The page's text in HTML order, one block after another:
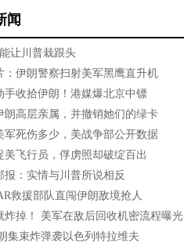
闻
让川普栽跟头
：伊朗警察扫射美军黑鹰直升机
手收拾伊朗！港媒爆北京中镖
朗高层亲属，并撤销她们的绿卡
军死伤多少，美战争部公开数据
美飞行员，俘虏照却破绽百出
报：实情与川普所说相反
救援部队直闯伊朗敌境抢人
炸掉！ 美军在敌后回收机密流程曝光
集束炸弹袭以色列特拉维夫